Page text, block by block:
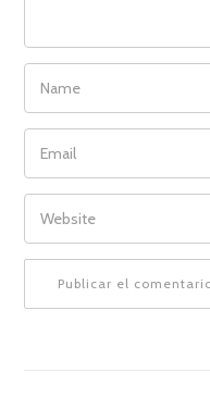
NAME
EMAIL
WEBSITE